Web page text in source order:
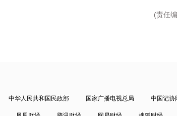
(责任
中华人民共和国民政部 国家广播电视总局 中国记协